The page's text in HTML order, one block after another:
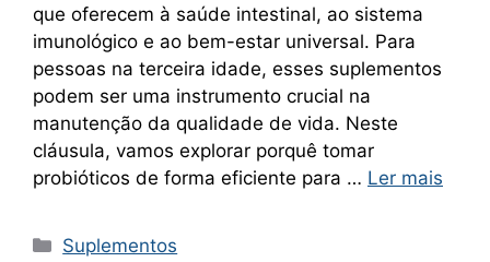
que oferecem à saúde intestinal, ao sistema
imunológico e ao bem-estar universal. Para
pessoas na terceira idade, esses suplementos
podem ser uma instrumento crucial na
manutenção da qualidade de vida. Neste
cláusula, vamos explorar porquê tomar
probióticos de forma eficiente para … Ler mais
Categorias
Suplementos